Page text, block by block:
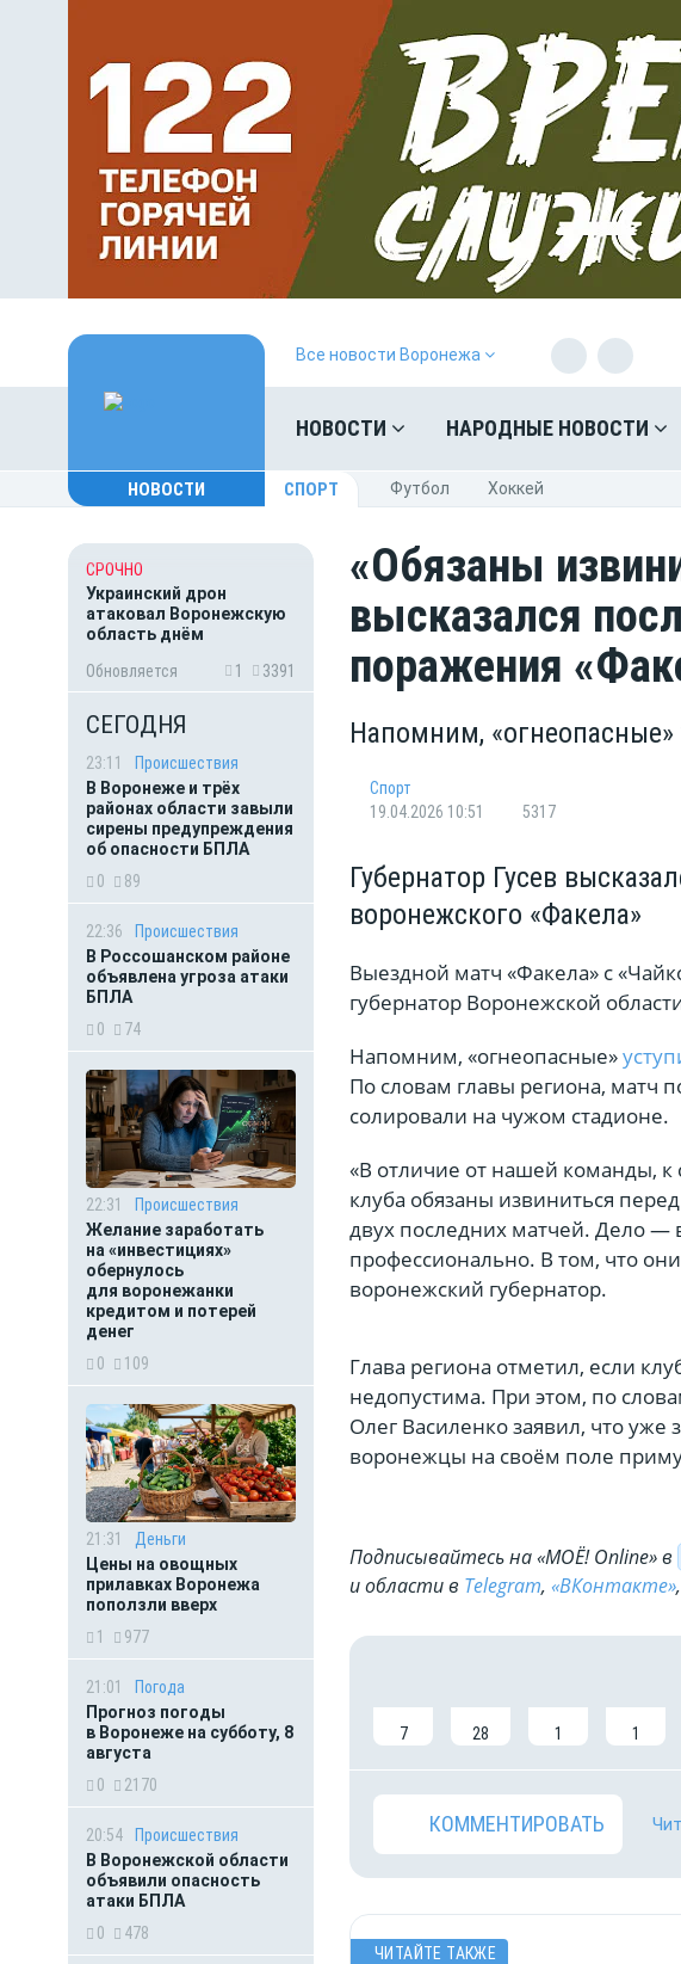
Все новости Воронежа
НОВОСТИ НАРОДНЫЕ НОВОСТИ
НОВОСТИ СПОРТ Футбол Хоккей
СРОЧНО
Украинский дрон
атаковал Воронежскую
область днём
Обновляется
1 3391
СЕГОДНЯ
23:11
Происшествия
В Воронеже и трёх
районах области завыли
сирены предупреждения
об опасности БПЛА
0
89
22:36
Происшествия
В Россошанском районе
объявлена угроза атаки
БПЛА
0
74
22:31
Происшествия
Желание заработать
на «инвестициях»
обернулось
для воронежанки
кредитом и потерей
денег
0
109
21:31
Деньги
Цены на овощных
прилавках Воронежа
поползли вверх
1
977
21:01
Погода
Прогноз погоды
в Воронеже на субботу, 8
августа
0
2170
20:54
Происшествия
В Воронежской области
объявили опасность
атаки БПЛА
0
478
«Обязаны
высказался
поражения
Напомним,
Спорт
19.04.2026 10:51
5317
Губернатор Гусев
воронежского «Факела»
Выездной матч «Факела» с
губернатор Воронежской
Напомним, «огнеопасные»
По словам главы региона, матч
солировали на чужом стадионе.
«В отличие от нашей команды,
клуба обязаны извиниться
двух последних матчей. Дело —
профессионально. В том, что
воронежский губернатор.
Глава региона отметил, если
недопустима. При этом, по
Олег Василенко заявил, что уже
воронежцы на своём поле
Подписывайтесь на «МОЁ! Online» в
и области в Telegram, «ВКонтакте»,
7 28 1 1
КОММЕНТИРОВАТЬ
ЧИТАЙТЕ ТАКЖЕ